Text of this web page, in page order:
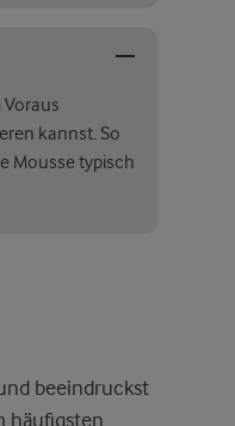
kannst. So
Mousse typisch
beeindruckst
häufigsten